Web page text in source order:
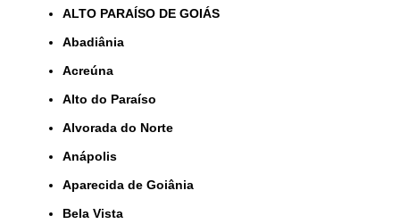
ALTO PARAÍSO DE GOIÁS
Abadiânia
Acreúna
Alto do Paraíso
Alvorada do Norte
Anápolis
Aparecida de Goiânia
Bela Vista